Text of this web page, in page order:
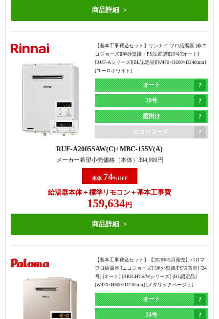
商品詳細
【基本工事費込セット】
リンナイ フロ給湯器 [非エ
コジョーズ][屋外壁掛・PS設置型][20号][オート]
[RUF-Aシリーズ][BL認定品][W470×H600×D240mm]
[ユーロホワイト]
オート
20号
壁掛け
エコジョーズ
RUF-A2005SAW(C) MBC-155V(A)
メーカー希望小売価格（本体） 394,900円
本体 74%OFF
給湯器本体＋標準リモコン＋基本工事費
159,634 円
商品詳細
【基本工事費込セット】
【2026年5月発売】パロマ
フロ給湯器 [エコジョーズ] [屋外壁掛/PS設置型] [24
号] [オート] [BRIGHTS/Wシリーズ] [BL認定品]
[W470×H600×D240mm] [メタリックベージュ]
オート
24号